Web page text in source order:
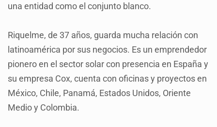
una entidad como el conjunto blanco.
Riquelme, de 37 años, guarda mucha relación con
latinoamérica por sus negocios. Es un emprendedor
pionero en el sector solar con presencia en España y
su empresa Cox, cuenta con oficinas y proyectos en
México, Chile, Panamá, Estados Unidos, Oriente
Medio y Colombia.